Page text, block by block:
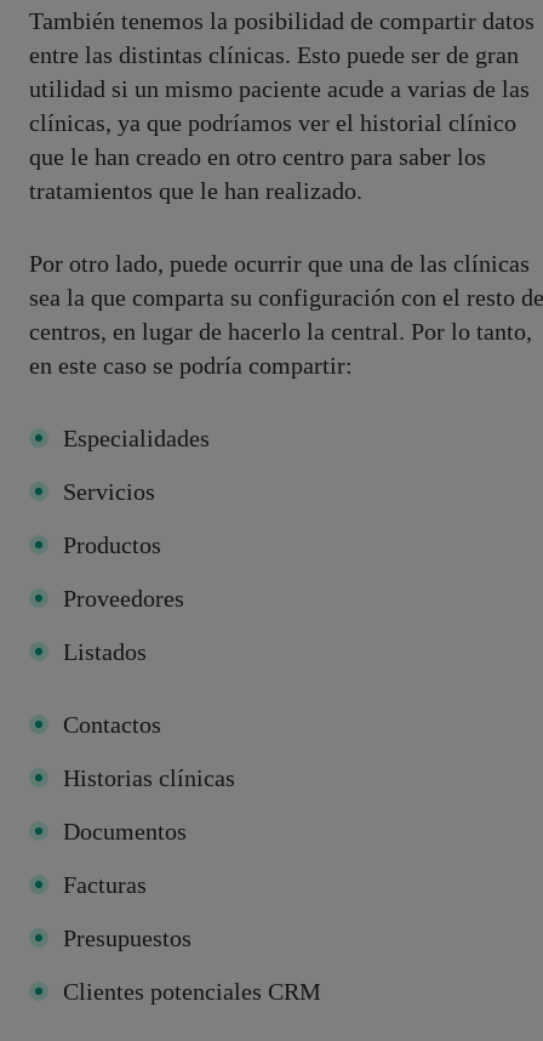
También tenemos la posibilidad de compartir datos
entre las distintas clínicas. Esto puede ser de gran
utilidad si un mismo paciente acude a varias de las
clínicas, ya que podríamos ver el historial clínico
que le han creado en otro centro para saber los
tratamientos que le han realizado.
Por otro lado, puede ocurrir que una de las clínicas
sea la que comparta su configuración con el resto de
centros, en lugar de hacerlo la central. Por lo tanto,
en este caso se podría compartir:
Especialidades
Servicios
Productos
Proveedores
Listados
Contactos
Historias clínicas
Documentos
Facturas
Presupuestos
Clientes potenciales CRM